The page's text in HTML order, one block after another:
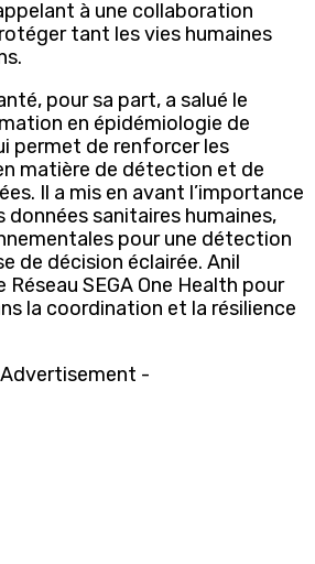
à une collaboration
tant les vies humaines
pour sa part, a salué le
en épidémiologie de
permet de renforcer les
matière de détection et de
Il a mis en avant l’importance
données sanitaires humaines,
pour une détection
de décision éclairée. Anil
SEGA One Health pour
la coordination et la résilience
-